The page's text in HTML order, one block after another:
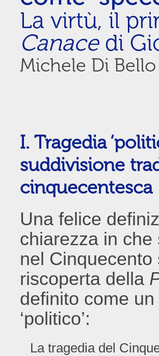
La virtù, il
Canacedi
Michele Di Bello
I. Tragedia
suddivisione
cinquecentesca
Una felice
chiarezza in
nel
riscoperta della
definito come
‘politico’:
La tragedia del